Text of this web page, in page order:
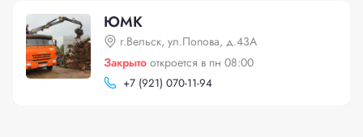
ЮМК
г.Вельск, ул.Попова, д.43А
Закрыто откроется в пн 08:00
+7 (921) 070-11-94